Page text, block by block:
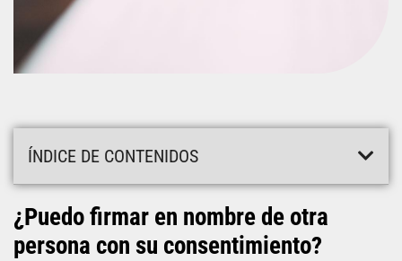
ÍNDICE DE CONTENIDOS
¿Puedo firmar en nombre de otra
persona con su consentimiento?